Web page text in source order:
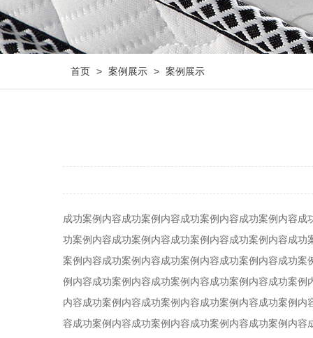
首页 > 案例展示 > 案例展示
成功案例内容成功案例内容成功案例内容成功案例内容
功案例内容成功案例内容成功案例内容成功案例内容成
案例内容成功案例内容成功案例内容成功案例内容成功
例内容成功案例内容成功案例内容成功案例内容成功案
内容成功案例内容成功案例内容成功案例内容成功案例
容成功案例内容成功案例内容成功案例内容成功案例内